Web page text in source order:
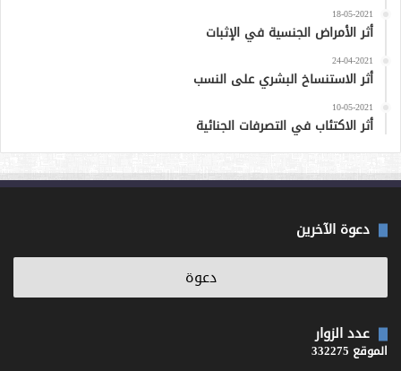
18-05-2021
أثر الأمراض الجنسية في الإثبات
24-04-2021
أثر الاستنساخ البشري على النسب
10-05-2021
أثر الاكتئاب في التصرفات الجنائية
دعوة الآخرين
عدد الزوار
الموقع 332275